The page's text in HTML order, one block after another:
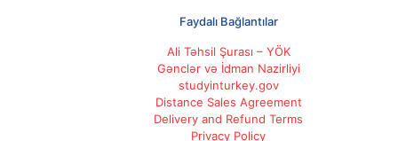
Faydalı Bağlantılar
Ali Təhsil Şurası – YÖK
Gənclər və İdman Nazirliyi
studyinturkey.gov
Distance Sales Agreement
Delivery and Refund Terms
Privacy Policy